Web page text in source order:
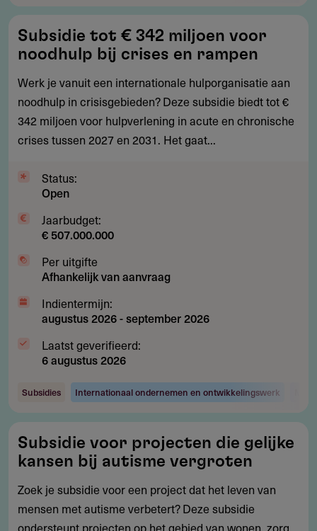
tot
€
342
miljoen
voor
noodhulp
crises
rampen
Subsidie tot € 342 miljoen voor
noodhulp bij crises en rampen
Werk je vanuit een internationale hulporganisatie aan
noodhulp in crisisgebieden? Deze subsidie biedt tot €
342 miljoen voor hulpverlening in acute en chronische
crises tussen 2027 en 2031. Het gaat...
Status:
Open
Jaarbudget:
€ 507.000.000
Per uitgifte
Afhankelijk van aanvraag
Indientermijn:
augustus 2026-september 2026
Laatst geverifieerd:
6 augustus 2026
Subsidies Internationaal ondernemen en ontwikkelingswerk
voor
projecten
die
gelijke
kansen
Subsidie voor projecten die gelijke
kansen bij autisme vergroten
Zoek je subsidie voor een project dat het leven van
mensen met autisme verbetert? Deze subsidie
ondersteunt projecten op het gebied van wonen, zorg,